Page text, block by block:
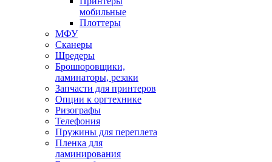
мобильные
Плоттеры
МФУ
Сканеры
Шредеры
Брошюровщики,
ламинаторы, резаки
Запчасти для принтеров
Опции к оргтехнике
Ризографы
Телефония
Пружины для переплета
Пленка для
ламинирования